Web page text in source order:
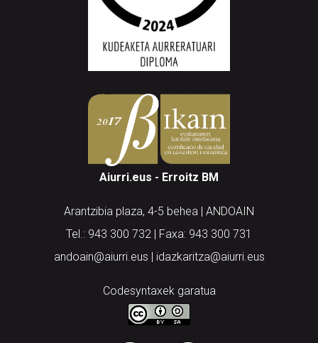
Aiurri.eus - Erroitz BM
Arantzibia plaza, 4-5 behea | ANDOAIN
Tel.: 943 300 732 | Faxa: 943 300 731
andoain@aiurri.eus | idazkaritza@aiurri.eus
Codesyntaxek garatua